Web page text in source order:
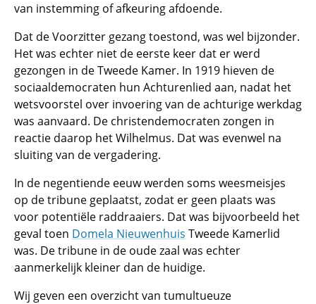
van instemming of afkeuring afdoende.
Dat de Voorzitter gezang toestond, was wel bijzonder.
Het was echter niet de eerste keer dat er werd
gezongen in de Tweede Kamer. In 1919 hieven de
sociaaldemocraten hun Achturenlied aan, nadat het
wetsvoorstel over invoering van de achturige werkdag
was aanvaard. De christendemocraten zongen in
reactie daarop het Wilhelmus. Dat was evenwel na
sluiting van de vergadering.
In de negentiende eeuw werden soms weesmeisjes
op de tribune geplaatst, zodat er geen plaats was
voor potentiële raddraaiers. Dat was bijvoorbeeld het
geval toen Domela Nieuwenhuis Tweede Kamerlid
was. De tribune in de oude zaal was echter
aanmerkelijk kleiner dan de huidige.
Wij geven een overzicht van tumultueuze